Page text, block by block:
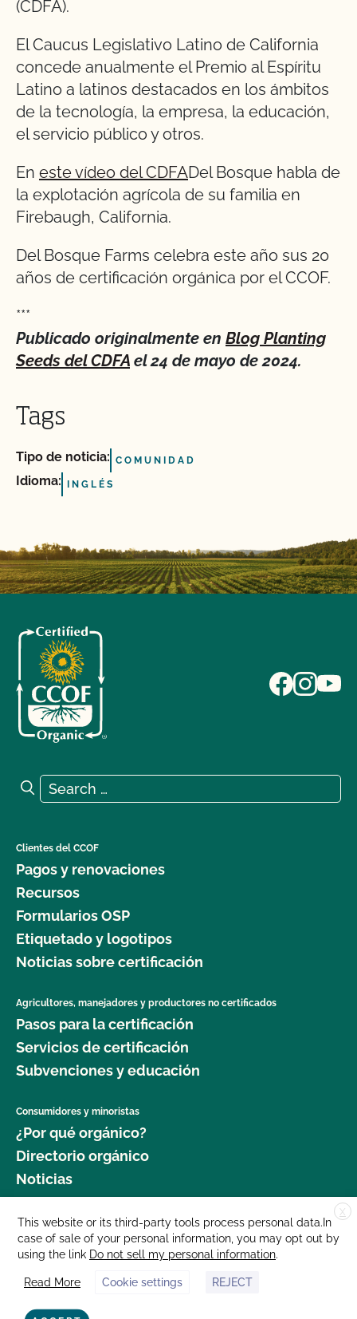
(CDFA).
El Caucus Legislativo Latino de California
concede anualmente el Premio al Espíritu
Latino a latinos destacados en los ámbitos
de la tecnología, la empresa, la educación,
el servicio público y otros.
En este vídeo del CDFADel Bosque habla de
la explotación agrícola de su familia en
Firebaugh, California.
Del Bosque Farms celebra este año sus 20
años de certificación orgánica por el CCOF.
***
Publicado originalmente en Blog Planting
Seeds del CDFA el 24 de mayo de 2024.
Tags
Tipo de noticia: COMUNIDAD
Idioma: INGLÉS
Search for:
Search
Clientes del CCOF
Pagos y renovaciones
Recursos
Formularios OSP
Etiquetado y logotipos
Noticias sobre certificación
Agricultores, manejadores y productores no certificados
Pasos para la certificación
Servicios de certificación
Subvenciones y educación
Consumidores y minoristas
¿Por qué orgánico?
Directorio orgánico
Noticias
Donar
Carreras profesionales
Sala de prensa
Contáctenos
877 Cedar Street, Suite 248, Santa Cruz, CA 95060 © 2025 CCOF.org
X
This website or its third-party tools process personal data.In
case of sale of your personal information, you may opt out by
using the link Do not sell my personal information.
Read More Cookie settings REJECT